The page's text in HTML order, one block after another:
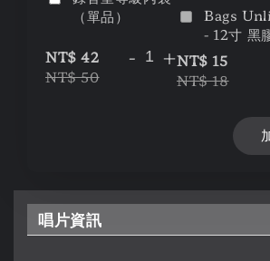
（單品）
NT$ 42
NT$ 50
- +
Bags
- 12寸 黑
NT$ 15
NT$ 18
唱片資訊